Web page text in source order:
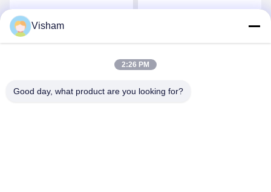
গ্রাম জল শোষণ ক্ষমতা, মেডিকেল
কনজিউমেবলস, মেডিকেল কটন উল
শোষণকারী, সার্জিক্যাল কটন উল
সেরা দাম পান
সার্জিক্যাল কটন উল কটন কয়েল
Visham
2:26 PM
Good day, what product are you looking for?